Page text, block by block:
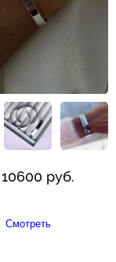
руб.
Смотреть